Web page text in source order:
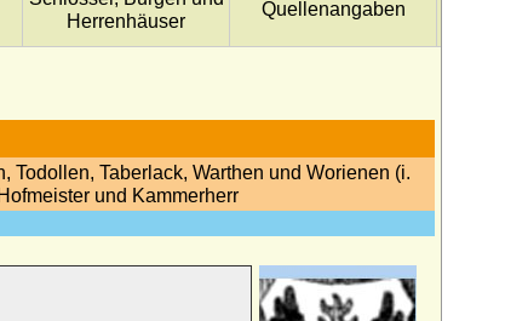
Herrenhäuser
Quellenangaben
Todollen, Taberlack, Warthen und Worienen (i.
und Kammerherr